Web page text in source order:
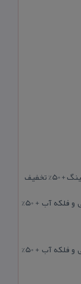
لیست هتل آپارتمان های مشهد در هتل خیابان طبرسی و فلکه آب + 50%
لیست هتل آپارتمان های مشهد در هتل خیابان طبرسی و فلکه آب + 50%